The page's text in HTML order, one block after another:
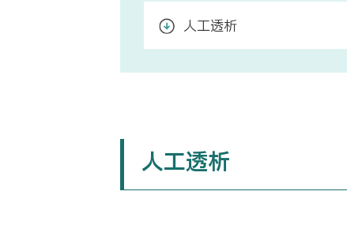
人工透析
人工透析